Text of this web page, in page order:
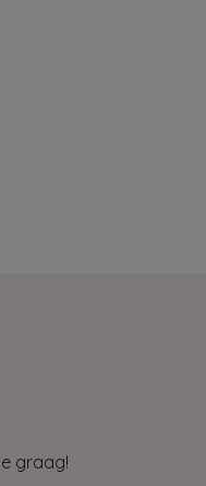
graag!